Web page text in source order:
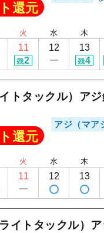
還元
火
11
残2
水
12
木
13
残4
トタックル）ア
還元
アジ（マア
火
11
水
12
木
13
イトタックル）